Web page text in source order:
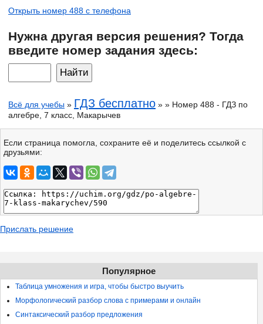
Открыть номер 488 с телефона
Нужна другая версия решения? Тогда
введите номер задания здесь:
Всё для учебы » ГДЗ бесплатно » » Номер 488 - ГДЗ по
алгебре, 7 класс, Макарычев
Если страница помогла, сохраните её и поделитесь ссылкой с
друзьями:
Прислать решение
Популярное
Таблица умножения и игра, чтобы быстро выучить
Морфологический разбор слова с примерами и онлайн
Синтаксический разбор предложения